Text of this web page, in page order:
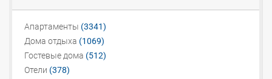
Апартаменты (3341)
Дома отдыха (1069)
Гостевые дома (512)
Отели (378)